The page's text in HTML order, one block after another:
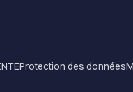
Protection des données